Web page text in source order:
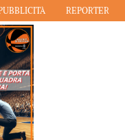
REPORTER